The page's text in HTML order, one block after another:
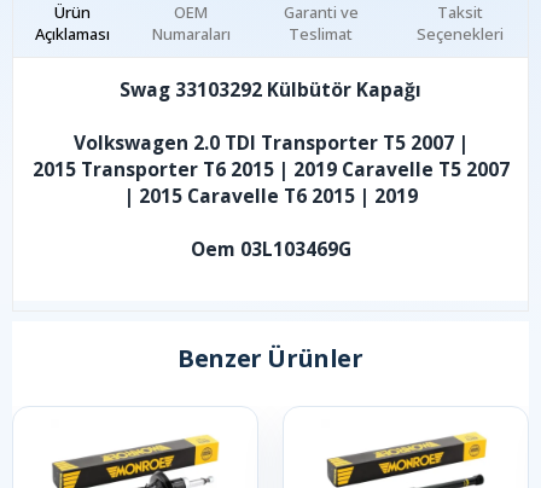
Ürün
Açıklaması
Garanti ve
Teslimat
Taksit
Seçenekleri
OEM
Numaraları
Swag 33103292 Külbütör Kapağı
Volkswagen 2.0 TDI Transporter T5 2007 |
2015 Transporter T6 2015 | 2019 Caravelle T5 2007
| 2015 Caravelle T6 2015 | 2019
Oem 03L103469G
Benzer Ürünler